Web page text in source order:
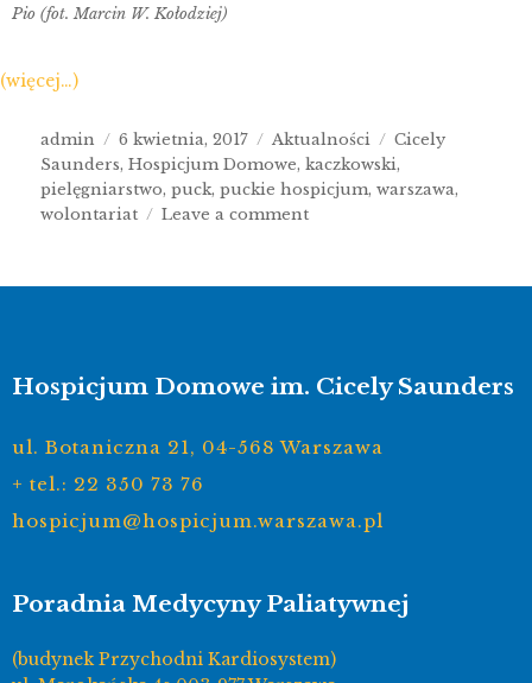
Pio (fot. Marcin W. Kołodziej)
(więcej…)
admin 6 kwietnia, 2017 Aktualności
Cicely
Saunders,Hospicjum Domowe,kaczkowski,
pielęgniarstwo,puck,puckie hospicjum,warszawa,
wolontariat
Leave a comment
Hospicjum Domowe im. Cicely Saunders
ul. Botaniczna 21, 04-568 Warszawa
+ tel.: 22 350 73 76
hospicjum@hospicjum.warszawa.pl
Poradnia Medycyny Paliatywnej
(budynek Przychodni Kardiosystem)